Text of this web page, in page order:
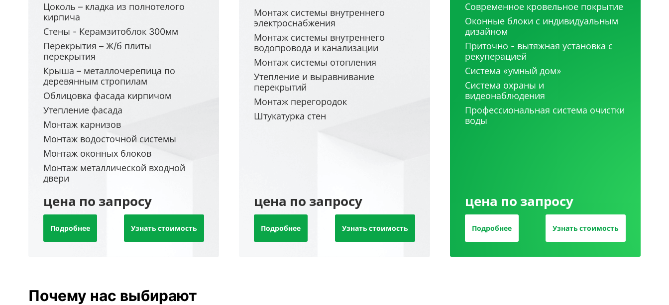
Цоколь – кладка из полнотелого
кирпича
Стены - Керамзитоблок 300мм
Перекрытия – Ж/б плиты
перекрытия
Крыша – металлочерепица по
деревянным стропилам
Облицовка фасада кирпичом
Утепление фасада
Монтаж карнизов
Монтаж водосточной системы
Монтаж оконных блоков
Монтаж металлической входной
двери
цена по запросу
Подробнее Узнать стоимость
Монтаж системы внутреннего
электроснабжения
Монтаж системы внутреннего
водопровода и канализации
Монтаж системы отопления
Утепление и выравнивание
перекрытий
Монтаж перегородок
Штукатурка стен
цена по запросу
Подробнее Узнать стоимость
Современное кровельное покрытие
Оконные блоки с индивидуальным
дизайном
Приточно - вытяжная установка с
рекуперацией
Система «умный дом»
Система охраны и
видеонаблюдения
Профессиональная система очистки
воды
цена по запросу
Подробнее Узнать стоимость
Почему нас выбирают